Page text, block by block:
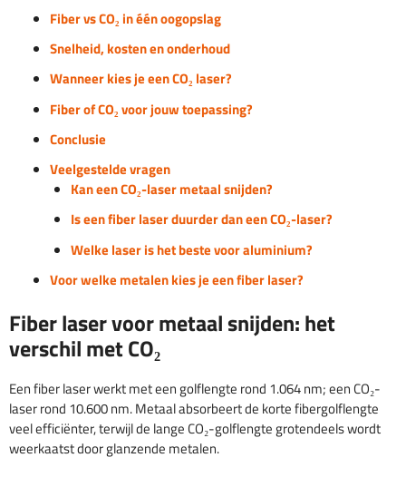
Fiber vs CO₂ in één oogopslag
Snelheid, kosten en onderhoud
Wanneer kies je een CO₂ laser?
Fiber of CO₂ voor jouw toepassing?
Conclusie
Veelgestelde vragen
Kan een CO₂-laser metaal snijden?
Is een fiber laser duurder dan een CO₂-laser?
Welke laser is het beste voor aluminium?
Voor welke metalen kies je een fiber laser?
Fiber laser voor metaal snijden: het
verschil met CO₂
Een fiber laser werkt met een golflengte rond 1.064 nm; een CO₂-
laser rond 10.600 nm. Metaal absorbeert de korte fibergolflengte
veel efficiënter, terwijl de lange CO₂-golflengte grotendeels wordt
weerkaatst door glanzende metalen.